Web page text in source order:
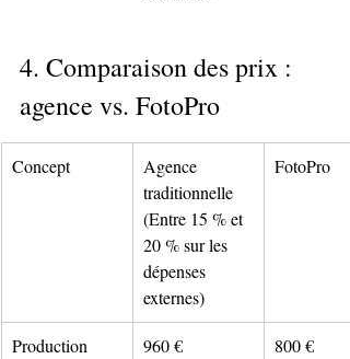
4. Comparaison des prix :
agence vs. FotoPro
Concept
Agence
traditionnelle
(Entre 15 % et
20 % sur les
dépenses
externes)
FotoPro
Production
960 € 800 €